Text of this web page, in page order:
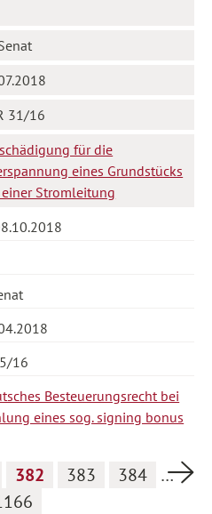
31/16
für die
eines Grundstücks
Stromleitung
16
Besteuerungsrecht bei
eines sog. signing bonus
382 383 384
…